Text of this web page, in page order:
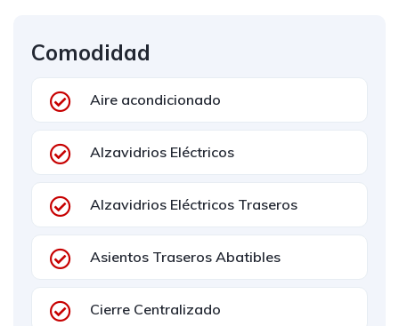
Comodidad
Aire acondicionado
Alzavidrios Eléctricos
Alzavidrios Eléctricos Traseros
Asientos Traseros Abatibles
Cierre Centralizado